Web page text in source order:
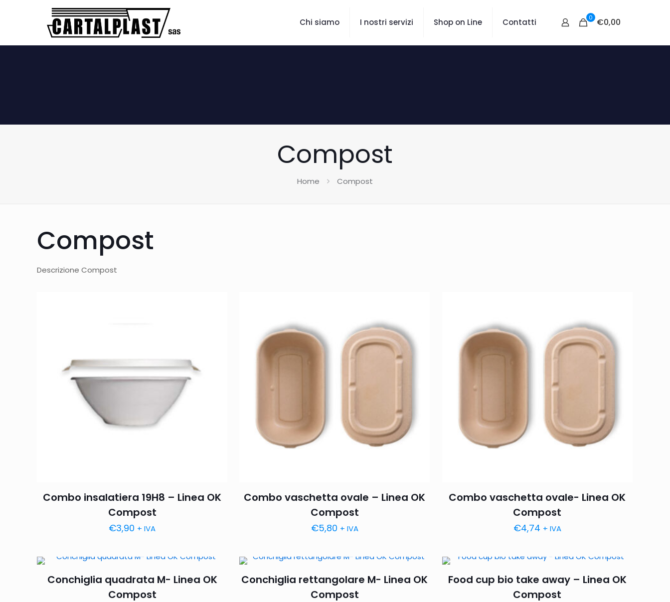
Chi siamo I nostri servizi Shop on Line Contatti 0 €0,00
Compost
Home Compost
Compost
Descrizione Compost
Combo insalatiera 19H8 – Linea OK
Compost
€3,90 + IVA
Combo vaschetta ovale – Linea OK
Compost
€5,80 + IVA
Combo vaschetta ovale- Linea OK
Compost
€4,74 + IVA
Conchiglia quadrata M- Linea OK
Compost
Conchiglia rettangolare M- Linea OK
Compost
Food cup bio take away – Linea OK
Compost